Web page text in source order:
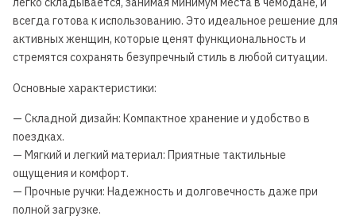
всегда готова к использованию. Это идеальное решение для
активных женщин, которые ценят функциональность и
стремятся сохранять безупречный стиль в любой ситуации.
Основные характеристики:
— Складной дизайн: Компактное хранение и удобство в
поездках.
— Мягкий и легкий материал: Приятные тактильные
ощущения и комфорт.
— Прочные ручки: Надежность и долговечность даже при
полной загрузке.